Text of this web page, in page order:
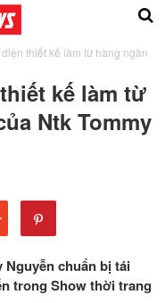
thiết kế làm từ hàng ngàn
kế làm từ
Ntk Tommy
chuẩn bị tái
trong Show thời trang